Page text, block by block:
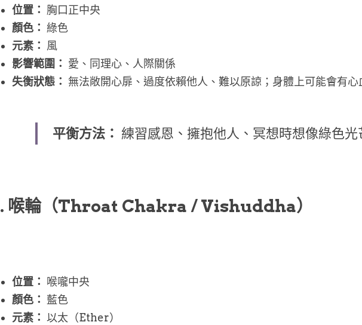
位置： 胸口正中央
顏色： 綠色
元素： 風
影響範圍： 愛、同理心、人際關係
失衡狀態： 無法敞開心扉、過度依賴他人、難以原諒；身體上可能會有
平衡方法： 練習感恩、擁抱他人、冥想時想像綠色光
. 喉輪（Throat Chakra / Vishuddha）
位置： 喉嚨中央
顏色： 藍色
元素： 以太（Ether）